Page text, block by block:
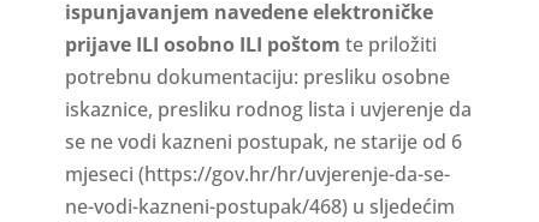
ispunjavanjem navedene elektroničke
prijave ILI osobno ILI poštom te priložiti
potrebnu dokumentaciju: presliku osobne
iskaznice, presliku rodnog lista i uvjerenje da
se ne vodi kazneni postupak, ne starije od 6
mjeseci (https://gov.hr/hr/uvjerenje-da-se-
ne-vodi-kazneni-postupak/468) u sljedećim